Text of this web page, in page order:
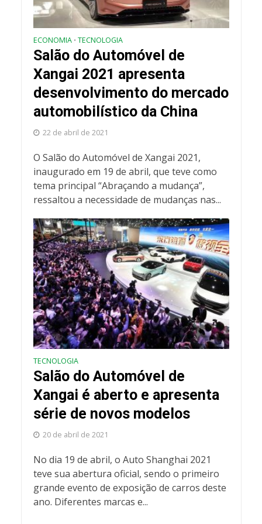
ECONOMIA • TECNOLOGIA
Salão do Automóvel de
Xangai 2021 apresenta
desenvolvimento do mercado
automobilístico da China
22 de abril de 2021
O Salão do Automóvel de Xangai 2021,
inaugurado em 19 de abril, que teve como
tema principal “Abraçando a mudança”,
ressaltou a necessidade de mudanças nas...
TECNOLOGIA
Salão do Automóvel de
Xangai é aberto e apresenta
série de novos modelos
20 de abril de 2021
No dia 19 de abril, o Auto Shanghai 2021
teve sua abertura oficial, sendo o primeiro
grande evento de exposição de carros deste
ano. Diferentes marcas e...